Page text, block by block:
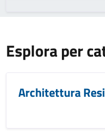
Esplora per
Architettura